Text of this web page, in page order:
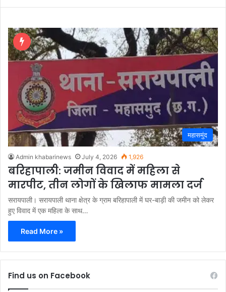
महासमुंद
Admin khabarinews July 4, 2026 1,926
बरिहापाली: जमीन विवाद में महिला से
मारपीट, तीन लोगों के खिलाफ मामला दर्ज
सरायपाली। सरायपाली थाना क्षेत्र के ग्राम बरिहापाली में घर-बाड़ी की जमीन को लेकर
हुए विवाद में एक महिला के साथ…
Read More »
Find us on Facebook